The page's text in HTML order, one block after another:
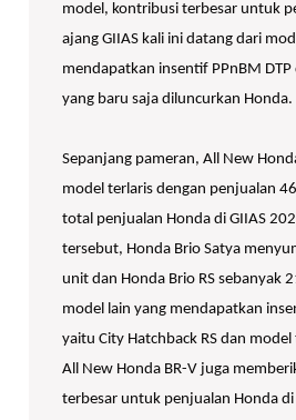
model, kontribusi terbesar untuk
ajang GIIAS kali ini datang dari
mendapatkan insentif PPnBM
yang baru saja diluncurkan Honda.
Sepanjang pameran, All New
model terlaris dengan penjualan
total penjualan Honda di GIIAS
tersebut, Honda Brio Satya
unit dan Honda Brio RS sebanyak
model lain yang mendapatkan
yaitu City Hatchback RS dan
All New Honda BR-V juga
terbesar untuk penjualan Honda di